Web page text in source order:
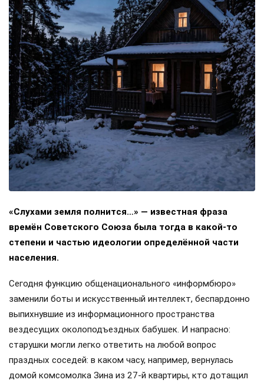
«Слухами земля полнится…» — известная фраза
времён Советского Союза была тогда в какой-то
степени и частью идеологии определённой части
населения.
Сегодня функцию общенационального «информбюро»
заменили боты и искусственный интеллект, беспардонно
выпихнувшие из информационного пространства
вездесущих околоподъездных бабушек. И напрасно:
старушки могли легко ответить на любой вопрос
праздных соседей: в каком часу, например, вернулась
домой комсомолка Зина из 27-й квартиры, кто дотащил